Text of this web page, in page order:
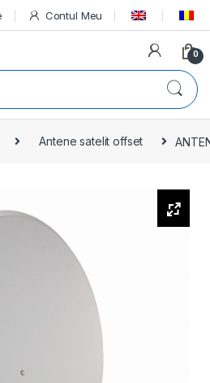
Contul Meu
0
Antene satelit offset